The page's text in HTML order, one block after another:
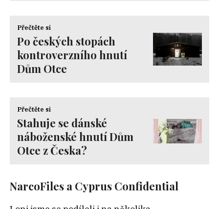
Přečtěte si
Po českých stopách
kontroverzního hnutí
Dům Otce
Přečtěte si
Stahuje se dánské
náboženské hnutí Dům
Otce z Česka?
NarcoFiles a Cyprus Confidential